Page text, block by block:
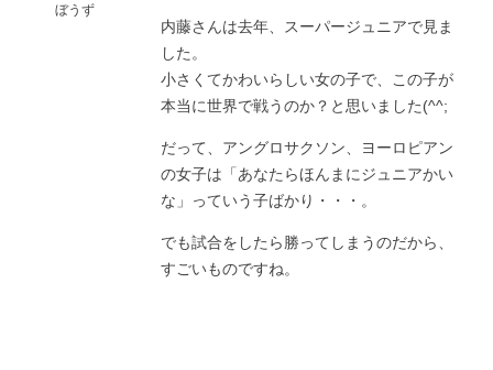
ぼうず
内藤さんは去年、スーパージュニアで見ま
した。
小さくてかわいらしい女の子で、この子が
本当に世界で戦うのか？と思いました(^^;
だって、アングロサクソン、ヨーロピアン
の女子は「あなたらほんまにジュニアかい
な」っていう子ばかり・・・。
でも試合をしたら勝ってしまうのだから、
すごいものですね。